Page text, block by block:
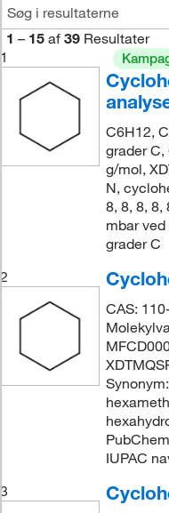
1 – 15 af 39 Resultater
1
C6H12,
grader C,
g/mol,
N,
8, 8, 8, 8,
mbar
grader C
2
CAS:
Synonym:
IUPAC
3